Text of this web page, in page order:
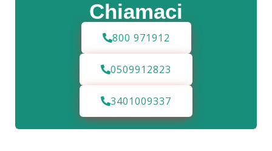
Chiamaci
800 971912
0509912823
3401009337